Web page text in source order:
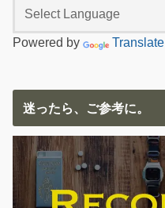
Powered by Translate
迷ったら、ご参考に。